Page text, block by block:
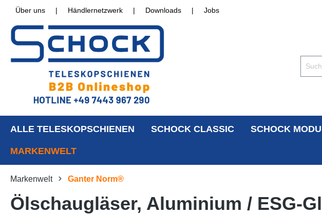
Über uns | Händlernetzwerk | Downloads | Jobs
ALLE TELESKOPSCHIENEN SCHOCK CLASSIC SCHOCK
MARKENWELT
Markenwelt Ganter Norm®
Ölschaugläser, Aluminium / ESG-